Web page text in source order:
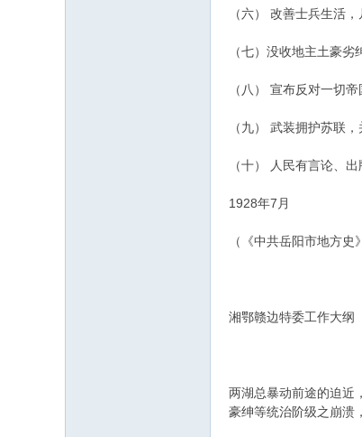
（六） 改善士兵生活
（七）没收地主土豪
（八） 宣布反对一切
（九） 武装拥护苏联
（十） 人民有言论、
1928年7月
（《中共岳阳市地方
湘鄂赣边特委工作大纲
两湖总暴动前途的迫近
豪绅等统治阶级之崩溃